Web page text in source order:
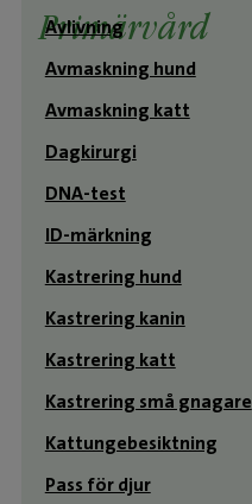
Primärvård
Avlivning
Avmaskning hund
Avmaskning katt
Dagkirurgi
DNA-test
ID-märkning
Kastrering hund
Kastrering kanin
Kastrering katt
Kastrering små gnagare
Kattungebesiktning
Pass för djur